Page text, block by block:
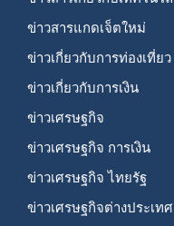
ข่าวสารแกดเจ็ตใหม่
ข่าวเกี่ยวกับการท่องเที่ยว
ข่าวเกี่ยวกับการเงิน
ข่าวเศรษฐกิจ
ข่าวเศรษฐกิจ การเงิน
ข่าวเศรษฐกิจ ไทยรัฐ
ข่าวเศรษฐกิจต่างประเทศ